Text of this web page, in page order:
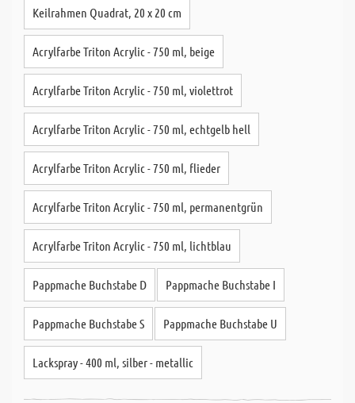
Keilrahmen Quadrat, 20 x 20 cm
Acrylfarbe Triton Acrylic - 750 ml, beige
Acrylfarbe Triton Acrylic - 750 ml, violettrot
Acrylfarbe Triton Acrylic - 750 ml, echtgelb hell
Acrylfarbe Triton Acrylic - 750 ml, flieder
Acrylfarbe Triton Acrylic - 750 ml, permanentgrün
Acrylfarbe Triton Acrylic - 750 ml, lichtblau
Pappmache Buchstabe D Pappmache Buchstabe I
Pappmache Buchstabe S Pappmache Buchstabe U
Lackspray - 400 ml, silber - metallic